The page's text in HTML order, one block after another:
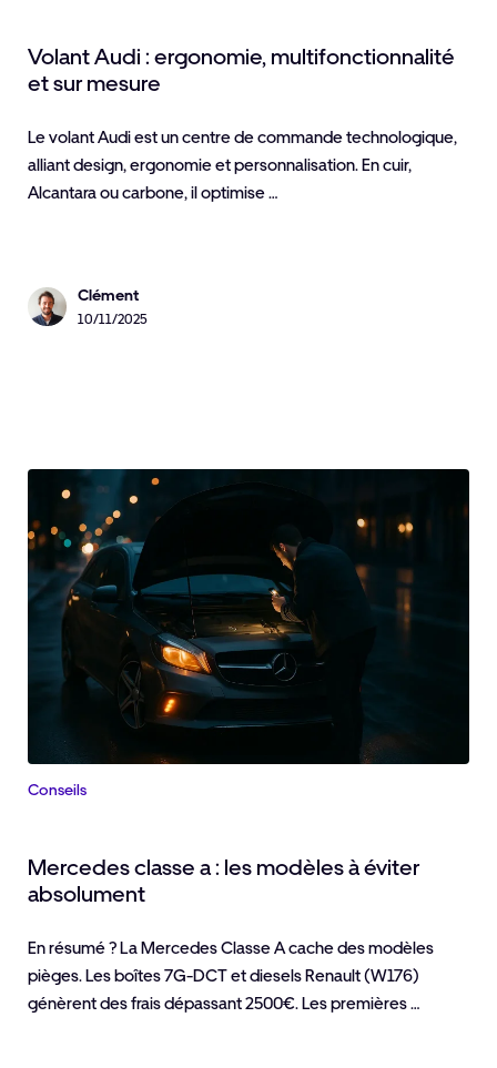
Volant Audi : ergonomie, multifonctionnalité
et sur mesure
Le volant Audi est un centre de commande technologique,
alliant design, ergonomie et personnalisation. En cuir,
Alcantara ou carbone, il optimise …
Clément
10/11/2025
Conseils
Mercedes classe a : les modèles à éviter
absolument
En résumé ? La Mercedes Classe A cache des modèles
pièges. Les boîtes 7G-DCT et diesels Renault (W176)
génèrent des frais dépassant 2500€. Les premières …